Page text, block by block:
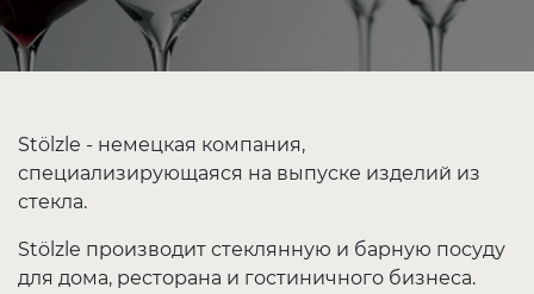
Stölzle - немецкая компания,
специализирующаяся на выпуске изделий из
стекла.
Stölzle производит стеклянную и барную посуду
для дома, ресторана и гостиничного бизнеса.